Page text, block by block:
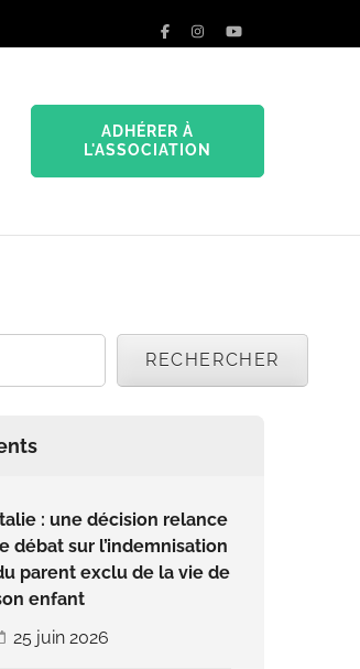
ADHÉRER À
L'ASSOCIATION
RECHERCHER
: une décision relance
débat sur l’indemnisation
parent exclu de la vie de
enfant
25 juin 2026